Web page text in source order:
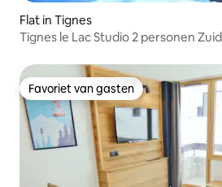
Flat in Tignes
Tignes le Lac Studio 2 personen
Favoriet van gasten
Favoriet van gasten